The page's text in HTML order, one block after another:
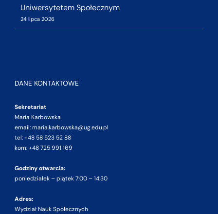
Uniwersytetem Społecznym
24 lipca 2026
DANE KONTAKTOWE
Sekretariat
Maria Karbowska
email: maria.karbowska@ug.edu.pl
tel: +48 58 523 52 88
kom: +48 725 991 169
Godziny otwarcia:
poniedziałek – piątek 7:00 – 14:30
Adres:
Wydział Nauk Społecznych